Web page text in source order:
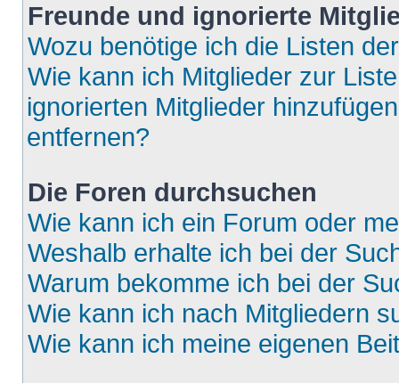
Freunde und ignorierte
Wozu benötige ich die Listen
Wie kann ich Mitglieder zur
ignorierten Mitglieder
entfernen?
Die Foren durchsuchen
Wie kann ich ein Forum oder
Weshalb erhalte ich bei der
Warum bekomme ich bei der
Wie kann ich nach Mitgliedern
Wie kann ich meine eigenen